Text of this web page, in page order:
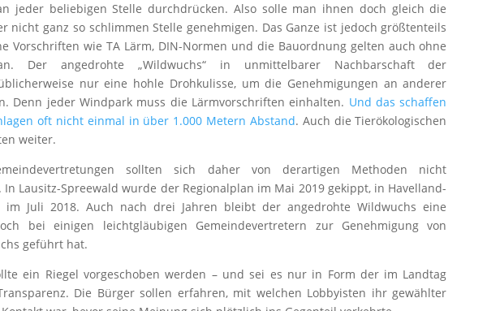
jeder beliebigen Stelle durchdrücken. Also solle man ihnen doch gleich die
nicht ganz so schlimmen Stelle genehmigen. Das Ganze ist jedoch größtenteils
Vorschriften wie TA Lärm, DIN-Normen und die Bauordnung gelten auch ohne
Der angedrohte „Wildwuchs“ in unmittelbarer Nachbarschaft der
nur eine hohle Drohkulisse, um die Genehmigungen an anderer
Denn jeder Windpark muss die Lärmvorschriften einhalten. Und das schaffen
oft nicht einmal in über 1.000 Metern Abstand. Auch die Tierökologischen
weiter.
sollten sich daher von derartigen Methoden nicht
Lausitz-Spreewald wurde der Regionalplan im Mai 2019 gekippt, in Havelland-
im Juli 2018. Auch nach drei Jahren bleibt der angedrohte Wildwuchs eine
bei einigen leichtgläubigen Gemeindevertretern zur Genehmigung von
geführt hat.
ein Riegel vorgeschoben werden – und sei es nur in Form der im Landtag
Die Bürger sollen erfahren, mit welchen Lobbyisten ihr gewählter